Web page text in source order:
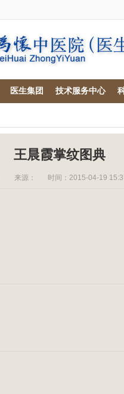
医生集团 技术服务中心
王晨霞掌纹图典
来源： 时间：2015-04-19